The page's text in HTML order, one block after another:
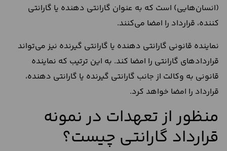
(انسان‌هایی) است که به عنوان گارانتی دهنده یا گارانتی
کننده، قرارداد را امضا می‌کنند.
نماینده قانونی گارانتی دهنده یا گارانتی گیرنده نیز می‌تواند
قراردادهای گارانتی را امضا کند. به این ترتیب که نماینده
قانونی به وکالت از جانب گارانتی گیرنده یا گارانتی دهنده،
قرارداد را امضا خواهد کرد.
منظور از تعهدات در نمونه
قرارداد گارانتی چیست؟